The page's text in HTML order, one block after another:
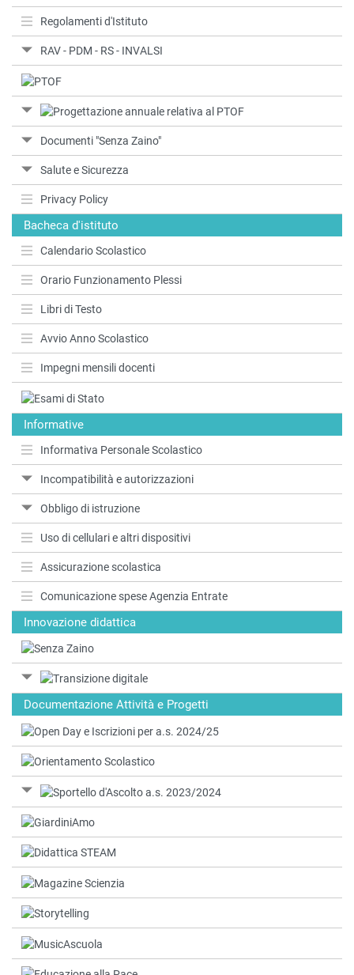
Regolamenti d'Istituto
RAV - PDM - RS - INVALSI
Documenti "Senza Zaino"
Salute e Sicurezza
Privacy Policy
Bacheca d'istituto
Calendario Scolastico
Orario Funzionamento Plessi
Libri di Testo
Avvio Anno Scolastico
Impegni mensili docenti
Informative
Informativa Personale Scolastico
Incompatibilità e autorizzazioni
Obbligo di istruzione
Uso di cellulari e altri dispositivi
Assicurazione scolastica
Comunicazione spese Agenzia Entrate
Innovazione didattica
Documentazione Attività e Progetti